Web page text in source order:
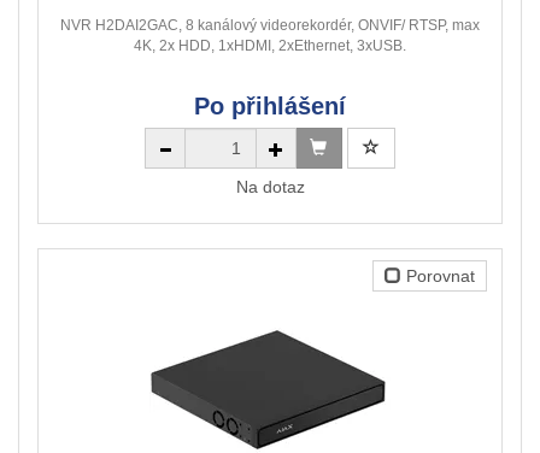
NVR H2DAI2GAC, 8 kanálový videorekordér, ONVIF/ RTSP, max
4K, 2x HDD, 1xHDMI, 2xEthernet, 3xUSB.
Po přihlášení
Na dotaz
Porovnat